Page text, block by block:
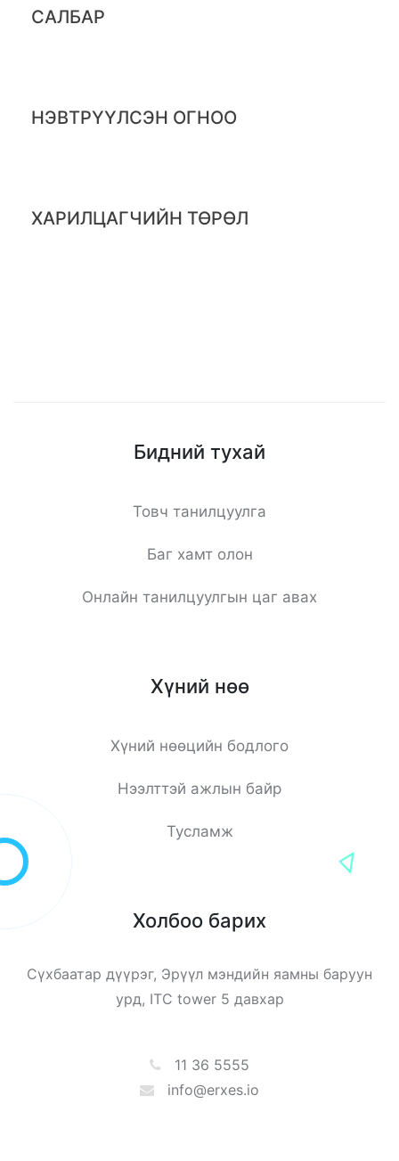
САЛБАР
НЭВТРҮҮЛСЭН ОГНОО
ХАРИЛЦАГЧИЙН ТӨРӨЛ
Бидний тухай
Товч танилцуулга
Баг хамт олон
Онлайн танилцуулгын цаг авах
Хүний нөө
Хүний нөөцийн бодлого
Нээлттэй ажлын байр
Тусламж
Холбоо барих
Сүхбаатар дүүрэг, Эрүүл мэндийн яамны баруун
урд, ITC tower 5 давхар
11 36 5555
info@erxes.io